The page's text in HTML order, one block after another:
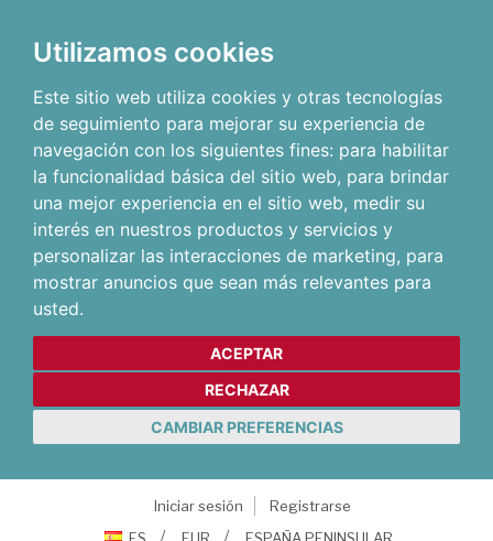
Utilizamos cookies
Este sitio web utiliza cookies y otras tecnologías
de seguimiento para mejorar su experiencia de
navegación con los siguientes fines: para habilitar
la funcionalidad básica del sitio web, para brindar
una mejor experiencia en el sitio web, medir su
interés en nuestros productos y servicios y
personalizar las interacciones de marketing, para
mostrar anuncios que sean más relevantes para
usted.
ACEPTAR
RECHAZAR
CAMBIAR PREFERENCIAS
Iniciar sesión
Registrarse